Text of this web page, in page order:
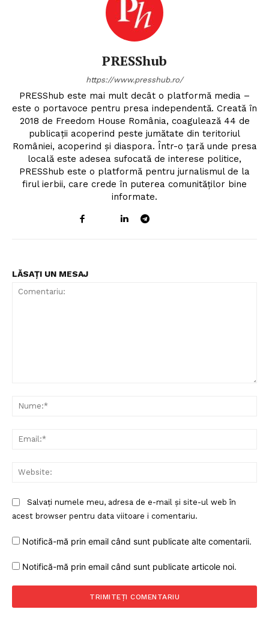
PRESShub
https://www.presshub.ro/
PRESShub este mai mult decât o platformă media –
este o portavoce pentru presa independentă. Creată în
2018 de Freedom House România, coagulează 44 de
publicații acoperind peste jumătate din teritoriul
României, acoperind și diaspora. Într-o țară unde presa
locală este adesea sufocată de interese politice,
PRESShub este o platformă pentru jurnalismul de la
firul ierbii, care crede în puterea comunităților bine
informate.
LĂSAȚI UN MESAJ
Salvați numele meu, adresa de e-mail și site-ul web în
acest browser pentru data viitoare i comentariu.
Notifică-mă prin email când sunt publicate alte comentarii.
Notifică-mă prin email când sunt publicate articole noi.